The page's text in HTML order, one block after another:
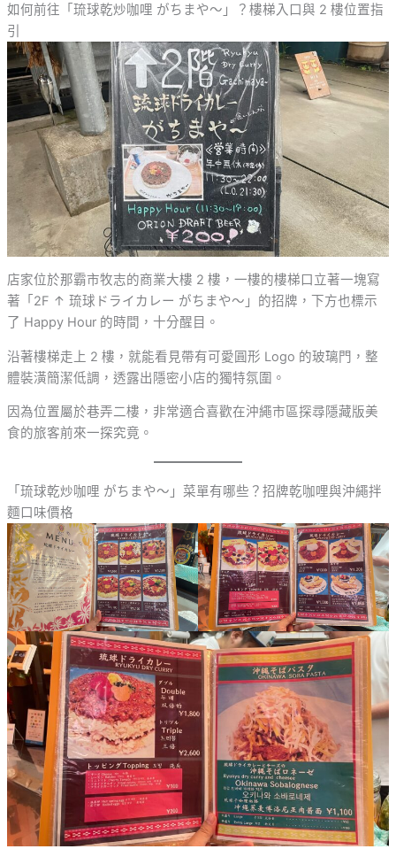
如何前往「琉球乾炒咖哩 がちまや～」？樓梯入口與 2 樓位置指
引
店家位於那霸市牧志的商業大樓 2 樓，一樓的樓梯口立著一塊寫
著「2F ↑ 琉球ドライカレー がちまや～」的招牌，下方也標示
了 Happy Hour 的時間，十分醒目。
沿著樓梯走上 2 樓，就能看見帶有可愛圓形 Logo 的玻璃門，整
體裝潢簡潔低調，透露出隱密小店的獨特氛圍。
因為位置屬於巷弄二樓，非常適合喜歡在沖繩市區探尋隱藏版美
食的旅客前來一探究竟。
「琉球乾炒咖哩 がちまや～」菜單有哪些？招牌乾咖哩與沖繩拌
麵口味價格